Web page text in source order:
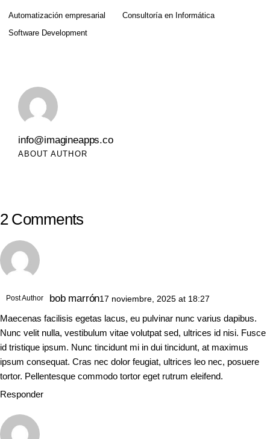
Automatización empresarial
Consultoría en Informática
Software Development
info@imagineapps.co
ABOUT AUTHOR
2 Comments
Post Author bob marrón17 noviembre, 2025at 18:27
Maecenas facilisis egetas lacus, eu pulvinar nunc varius dapibus.
Nunc velit nulla, vestibulum vitae volutpat sed, ultrices id nisi. Fusce
id tristique ipsum. Nunc tincidunt mi in dui tincidunt, at maximus
ipsum consequat. Cras nec dolor feugiat, ultrices leo nec, posuere
tortor. Pellentesque commodo tortor eget rutrum eleifend.
Responder